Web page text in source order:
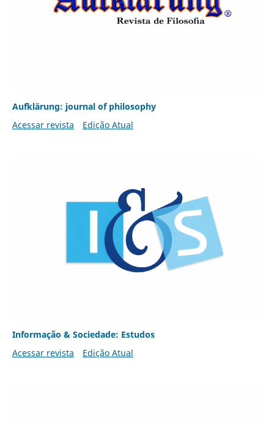
Aufklärung: journal of philosophy
Acessar revista
Edição Atual
Informação & Sociedade: Estudos
Acessar revista
Edição Atual